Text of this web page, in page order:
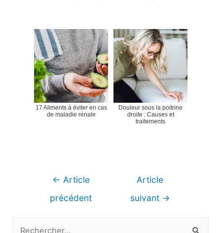
17 Aliments à éviter en cas
de maladie rénale
Douleur sous la poitrine
droite : Causes et
traitements
Navigation
← Article
précédent
Article
suivant →